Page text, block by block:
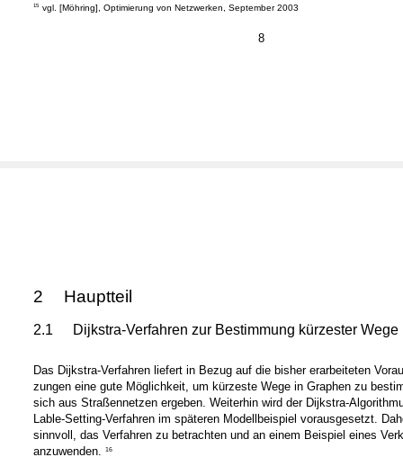
15 vgl. [Möhring], Optimierung von Netzwerken, September 2003
8
2 Hauptteil
2.1 Dijkstra-Verfahren zur Bestimmung kürzester Wege
Das Dijkstra-Verfahren liefert in Bezug auf die bisher erarbeiteten
zungen eine gute Möglichkeit, um kürzeste Wege in Graphen zu
sich aus Straßennetzen ergeben. Weiterhin wird der Dijkstra-
Lable-Setting-Verfahren im späteren Modellbeispiel vorausgesetzt.
sinnvoll, das Verfahren zu betrachten und an einem Beispiel eines
anzuwenden.
16